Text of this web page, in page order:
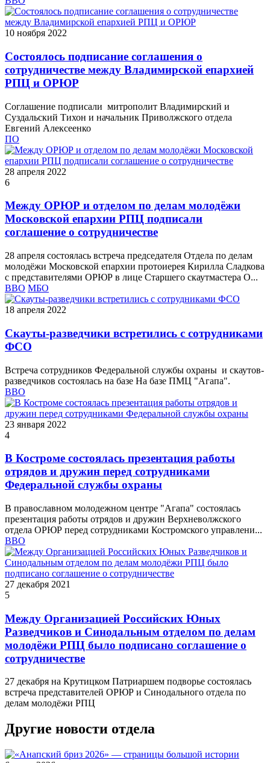
10 ноября 2022
Состоялось подписание соглашения о
сотрудничестве между Владимирской епархией
РПЦ и ОРЮР
Соглашение подписали митрополит Владимирский и
Суздальский Тихон и начальник Приволжского отдела
Евгений Алексеенко
ПО
28 апреля 2022
6
Между ОРЮР и отделом по делам молодёжи
Московской епархии РПЦ подписали
соглашение о сотрудничестве
28 апреля состоялась встреча председателя Отдела по делам
молодёжи Московской епархии протоиерея Кирилла Сладкова
с представителями ОРЮР в лице Старшего скаутмастера О...
ВВО МБО
18 апреля 2022
Скауты-разведчики встретились с сотрудниками
ФСО
Встреча сотрудников Федеральной службы охраны и скаутов-
разведчиков состоялась на базе На базе ПМЦ "Агапа".
ВВО
23 января 2022
4
В Костроме состоялась презентация работы
отрядов и дружин перед сотрудниками
Федеральной службы охраны
В православном молодежном центре "Агапа" состоялась
презентация работы отрядов и дружин Верхневолжского
отдела ОРЮР перед сотрудниками Костромского управлени...
ВВО
27 декабря 2021
5
Между Организацией Российских Юных
Разведчиков и Синодальным отделом по делам
молодёжи РПЦ было подписано соглашение о
сотрудничестве
27 декабря на Крутицком Патриаршем подворье состоялась
встреча представителей ОРЮР и Синодального отдела по
делам молодёжи РПЦ
Другие новости отдела